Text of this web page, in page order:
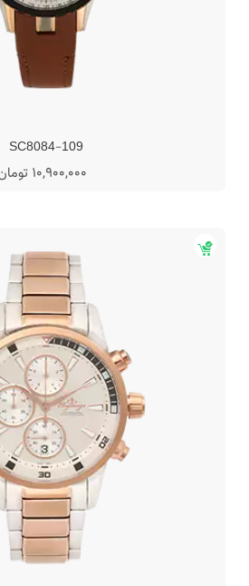
SC8084-109
10,900,000 تومان